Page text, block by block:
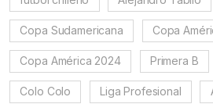
Copa Sudamericana Copa
Copa América 2024 Primera B
Colo Colo Liga Profesional